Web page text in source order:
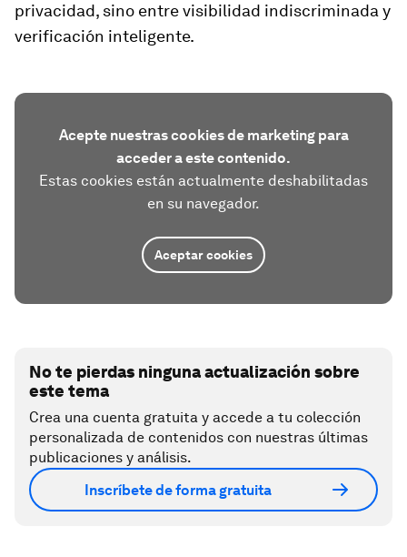
privacidad, sino entre visibilidad indiscriminada y
verificación inteligente.
Acepte nuestras cookies de marketing para
acceder a este contenido.
Estas cookies están actualmente deshabilitadas
en su navegador.
Aceptar cookies
No te pierdas ninguna actualización sobre
este tema
Crea una cuenta gratuita y accede a tu colección
personalizada de contenidos con nuestras últimas
publicaciones y análisis.
Inscríbete de forma gratuita